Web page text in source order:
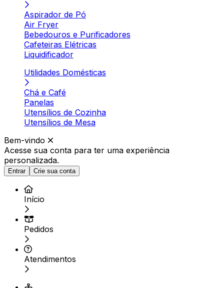
Aspirador de Pó
Air Fryer
Bebedouros e Purificadores
Cafeteiras Elétricas
Liquidificador
Utilidades Domésticas
Chá e Café
Panelas
Utensílios de Cozinha
Utensílios de Mesa
Bem-vindo
Acesse sua conta para ter uma experiência
personalizada.
Entrar Crie sua conta
Início
Pedidos
Atendimentos